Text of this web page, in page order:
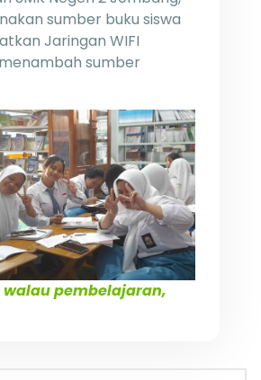
sumber buku siswa
Jaringan WIFI
sumber
walau pembelajaran,